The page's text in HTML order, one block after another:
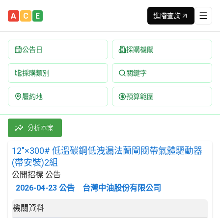
A C E 進階查詢
公告日 採購機關
採購類別 關鍵字
履約地 預算範圍
12"×300# 低溫碳鋼低洩漏法蘭閘閥帶氣體驅動器(帶安裝
採購類別：財物類 軸承,齒輪,傳動裝置,驅動元件及其零件 |
分析本案
12"×300# 低溫碳鋼低洩漏法蘭閘閥帶氣體驅動器
(帶安裝)2組
公開招標 公告
2026-04-23 公告 台灣中油股份有限公司
招標公告詳細內容
機關資料